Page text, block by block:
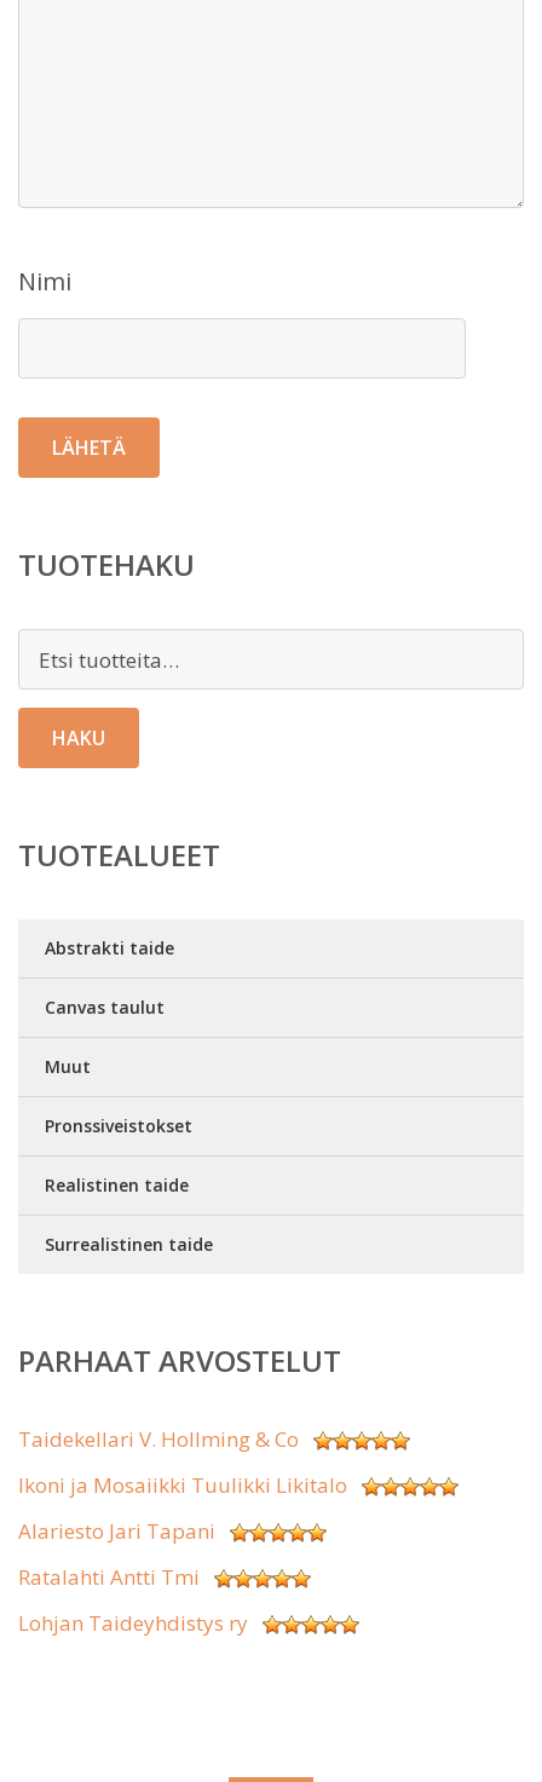
Nimi
TUOTEHAKU
HAKU
TUOTEALUEET
Abstrakti taide
Canvas taulut
Muut
Pronssiveistokset
Realistinen taide
Surrealistinen taide
PARHAAT ARVOSTELUT
Taidekellari V. Hollming & Co
Ikoni ja Mosaiikki Tuulikki Likitalo
Alariesto Jari Tapani
Ratalahti Antti Tmi
Lohjan Taideyhdistys ry